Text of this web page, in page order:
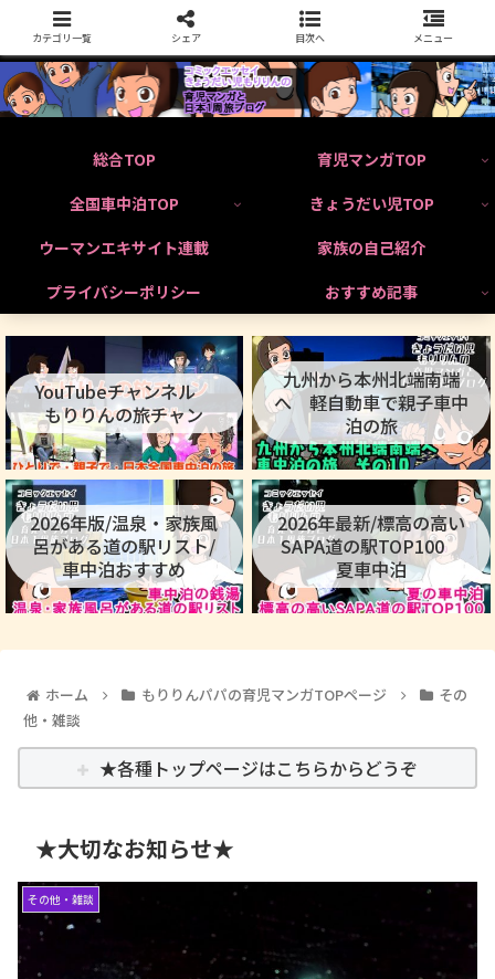
総合TOP
育児マンガTOP
全国車中泊TOP
きょうだい児TOP
ウーマンエキサイト連載
家族の自己紹介
プライバシーポリシー
おすすめ記事
YouTubeチャンネル
もりりんの旅チャン
九州から本州北端南端
へ 軽自動車で親子車中
泊の旅
2026年版/温泉・家族風
呂がある道の駅リスト/
車中泊おすすめ
2026年最新/標高の高い
SAPA道の駅TOP100
夏車中泊
ホーム もりりんパパの育児マンガTOPページ
その
他・雑談
★各種トップページはこちらからどうぞ
★大切なお知らせ★
その他・雑談
カテゴリ一覧 シェア 目次へ メニュー